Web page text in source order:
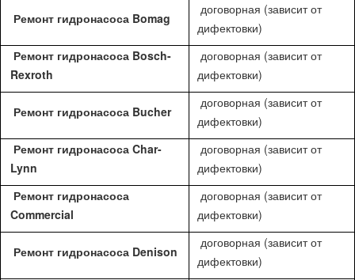
Ремонт гидронасоса Bomag
договорная (зависит от
дифектовки)
Ремонт гидронасоса Bosch-
Rexroth
договорная (зависит от
дифектовки)
Ремонт гидронасоса Bucher
договорная (зависит от
дифектовки)
Ремонт гидронасоса Char-
Lynn
договорная (зависит от
дифектовки)
Ремонт гидронасоса
Commercial
договорная (зависит от
дифектовки)
Ремонт гидронасоса Denison
договорная (зависит от
дифектовки)